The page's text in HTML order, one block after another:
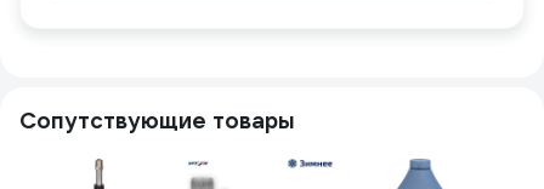
Сопутствующие товары